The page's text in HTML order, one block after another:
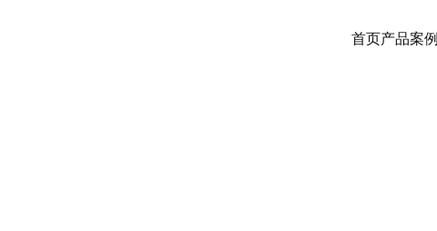
首页产品案例